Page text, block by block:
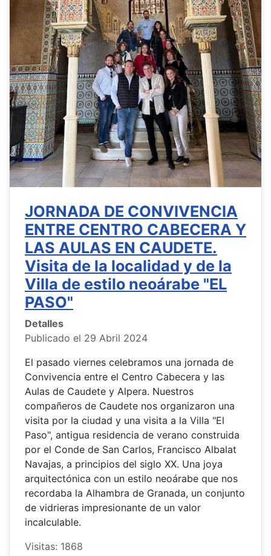
JORNADA DE CONVIVENCIA
ENTRE CENTRO CABECERA Y
LAS AULAS EN CAUDETE.
Visita de la localidad y de la
Villa de estilo neoárabe "EL
PASO"
Detalles
Publicado el 29 Abril 2024
El pasado viernes celebramos una jornada de
Convivencia entre el Centro Cabecera y las
Aulas de Caudete y Alpera. Nuestros
compañeros de Caudete nos organizaron una
visita por la ciudad y una visita a la Villa "El
Paso", antigua residencia de verano construida
por el Conde de San Carlos, Francisco Albalat
Navajas, a principios del siglo XX. Una joya
arquitectónica con un estilo neoárabe que nos
recordaba la Alhambra de Granada, un conjunto
de vidrieras impresionante de un valor
incalculable.
Visitas: 1868